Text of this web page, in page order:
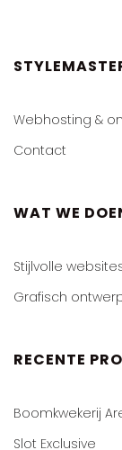
Webhosting &
Contact
WAT WE
Stijlvolle
Grafisch
RECENTE
Boomkwekerij
Slot Exclusive